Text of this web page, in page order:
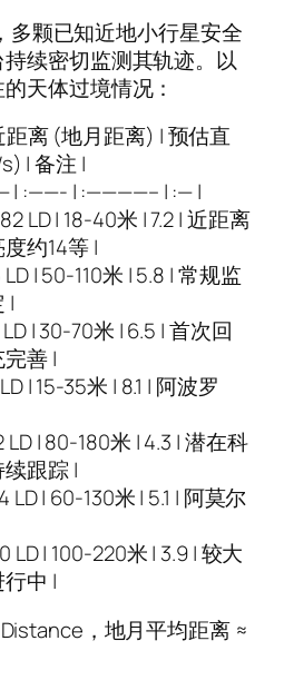
多颗已知近地小行星安全
续密切监测其轨迹。以
天体过境情况：
距离 (地月距离) | 预估直
| 备注 |
:——- | :————– | :— |
LD | 18-40米 | 7.2 | 近距离
约14等 |
| 50-110米 | 5.8 | 常规监
|
LD | 30-70米 | 6.5 | 首次回
善 |
| 15-35米 | 8.1 | 阿波罗
LD | 80-180米 | 4.3 | 潜在科
跟踪 |
LD | 60-130米 | 5.1 | 阿莫尔
LD | 100-220米 | 3.9 | 较大
中 |
，地月平均距离 ≈